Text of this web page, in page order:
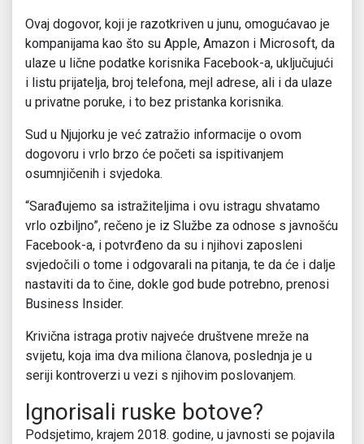
Ovaj dogovor, koji je razotkriven u junu, omogućavao je
kompanijama kao što su Apple, Amazon i Microsoft, da
ulaze u lične podatke korisnika Facebook-a, uključujući
i listu prijatelja, broj telefona, mejl adrese, ali i da ulaze
u privatne poruke, i to bez pristanka korisnika.
Sud u Njujorku je već zatražio informacije o ovom
dogovoru i vrlo brzo će početi sa ispitivanjem
osumnjičenih i svjedoka.
“Sarađujemo sa istražiteljima i ovu istragu shvatamo
vrlo ozbiljno”, rečeno je iz Službe za odnose s javnošću
Facebook-a, i potvrđeno da su i njihovi zaposleni
svjedočili o tome i odgovarali na pitanja, te da će i dalje
nastaviti da to čine, dokle god bude potrebno, prenosi
Business Insider.
Krivična istraga protiv najveće društvene mreže na
svijetu, koja ima dva miliona članova, poslednja je u
seriji kontroverzi u vezi s njihovim poslovanjem.
Ignorisali ruske botove?
Podsjetimo, krajem 2018. godine, u javnosti se pojavila